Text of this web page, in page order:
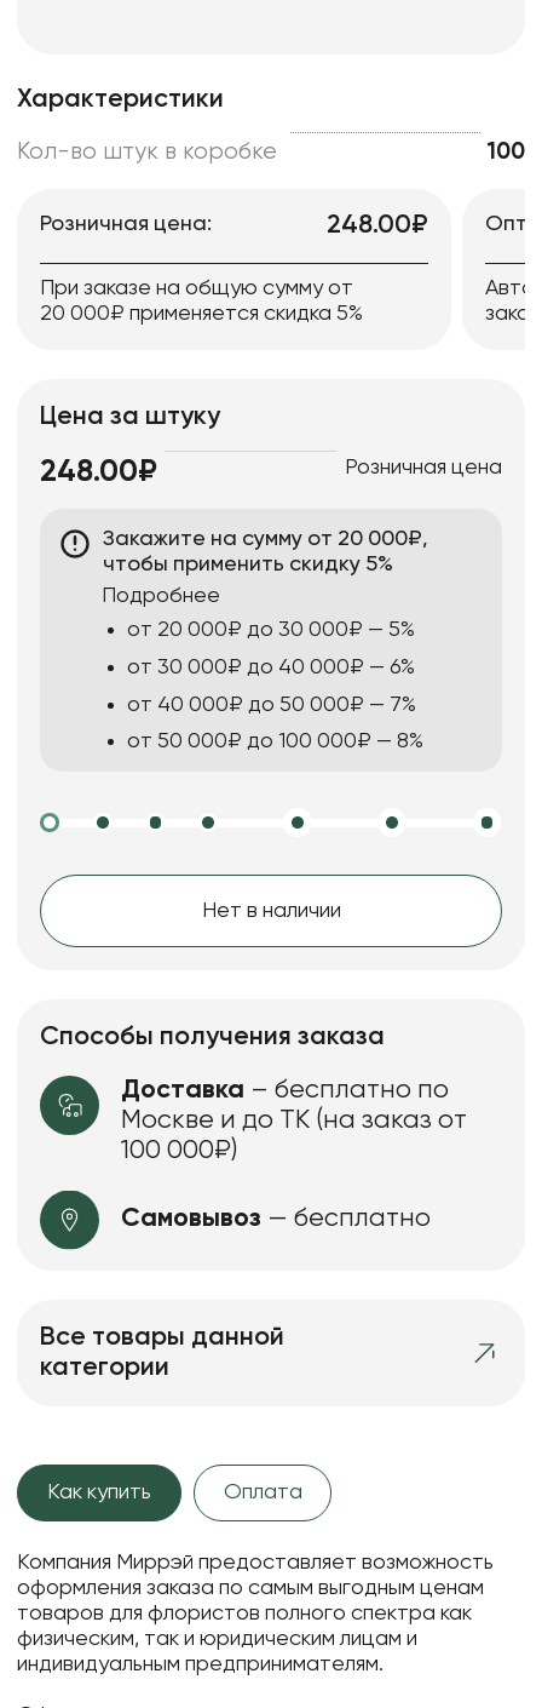
Характеристики
Кол-во штук в коробке 100
Розничная цена: 248.00₽
При заказе на общую сумму от
20 000₽ применяется скидка 5%
Цена за штуку
248.00₽ Розничная цена
Закажите на сумму от 20 000₽,
чтобы применить скидку 5%
Подробнее
от 20 000₽ до 30 000₽ — 5%
от 30 000₽ до 40 000₽ — 6%
от 40 000₽ до 50 000₽ — 7%
от 50 000₽ до 100 000₽ — 8%
Нет в наличии
Способы получения заказа
Доставка – бесплатно по
Москве и до ТК (на заказ от
100 000₽)
Самовывоз — бесплатно
Все товары данной
категории
Как купить Оплата
Компания Миррэй предоставляет возможность
оформления заказа по самым выгодным ценам
товаров для флористов полного спектра как
физическим, так и юридическим лицам и
индивидуальным предпринимателям.